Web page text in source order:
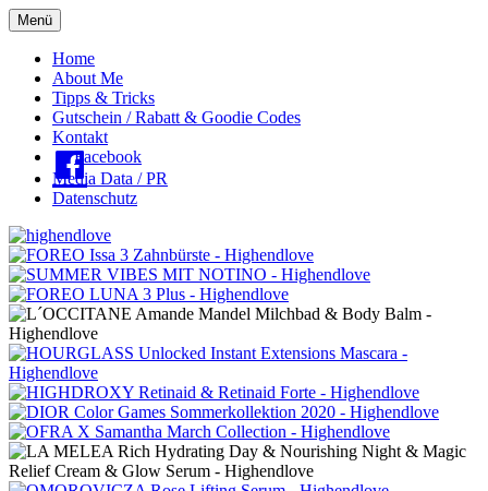
Menü
Oberes
Menü
Home
About Me
Tipps & Tricks
Gutschein / Rabatt & Goodie Codes
Kontakt
Facebook
Media Data / PR
Datenschutz